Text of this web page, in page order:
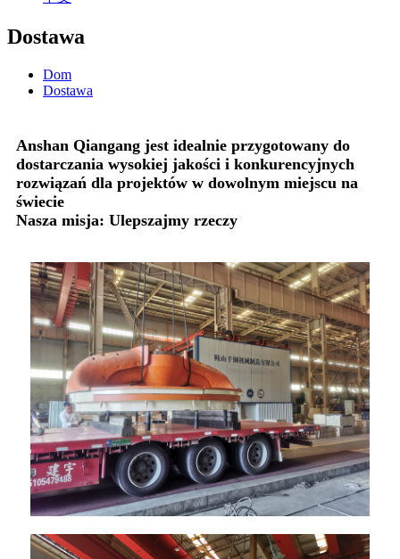
Dostawa
Dom
Dostawa
Anshan Qiangang jest idealnie przygotowany do
dostarczania wysokiej jakości i konkurencyjnych
rozwiązań dla projektów w dowolnym miejscu na
świecie
Nasza misja: Ulepszajmy rzeczy